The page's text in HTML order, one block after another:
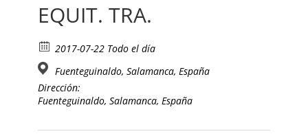
EQUIT. TRA.
2017-07-22 Todo el día
Fuenteguinaldo, Salamanca, España
Dirección:
Fuenteguinaldo, Salamanca, España